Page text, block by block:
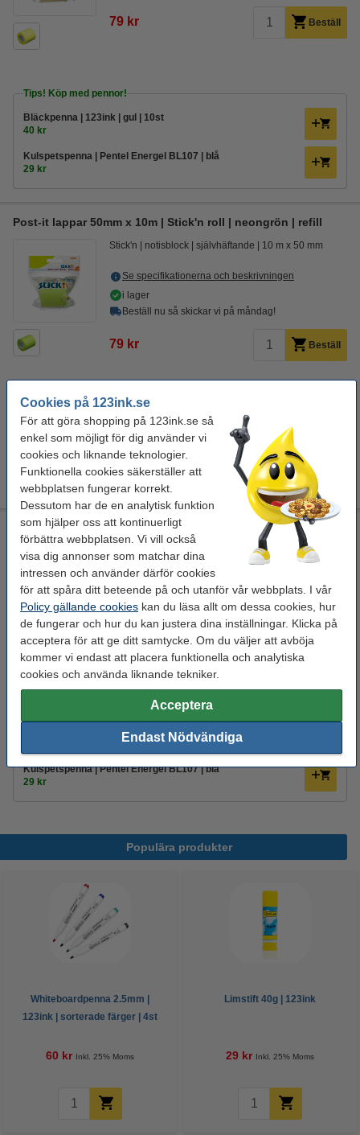
Cookies på 123ink.se
För att göra shopping på 123ink.se så
enkel som möjligt för dig använder vi
cookies och liknande teknologier.
Funktionella cookies säkerställer att
webbplatsen fungerar korrekt.
Dessutom har de en analytisk funktion
som hjälper oss att kontinuerligt
förbättra webbplatsen. Vi vill också
visa dig annonser som matchar dina
intressen och använder därför cookies
för att spåra ditt beteende på och utanför vår webbplats. I vår
Policy gällande cookies kan du läsa allt om dessa cookies, hur
de fungerar och hur du kan justera dina inställningar. Klicka på
acceptera för att ge ditt samtycke. Om du väljer att avböja
kommer vi endast att placera funktionella och analytiska
cookies och använda liknande tekniker.
Acceptera
Endast Nödvändiga
79 kr Beställ
Tips! Köp med pennor!
Bläckpenna | 123ink | gul | 10st
40 kr
Kulspetspenna | Pentel Energel BL107 | blå
29 kr
Post-it lappar 50mm x 10m | Stick'n roll | neongrön | refill
Stick'n notisblock självhäftande 10 m x 50 mm
Se specifikationerna och beskrivningen
i lager
Beställ nu så skickar vi på måndag!
79 kr Beställ
Tips! Köp med pennor!
Bläckpenna | 123ink | gul | 10st
40 kr
Kulspetspenna | Pentel Energel BL107 | blå
29 kr
Post-it lappar 50mm x 10m | Stick'n roll | magenta | refill
Stick'n notisblock självhäftande 10 m x 50 mm
Se specifikationerna och beskrivningen
i lager
Beställ nu så skickar vi på måndag!
79 kr
Bläckpenna | 123ink | gul | 10st
Kulspetspenna | Pentel Energel BL107 | blå
29 kr
Populära produkter
Whiteboardpenna 2.5mm |
123ink | sorterade färger | 4st
60 kr Inkl. 25% Moms
Limstift 40g | 123ink
29 kr Inkl. 25% Moms